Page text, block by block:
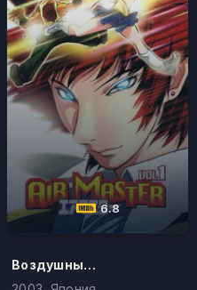
6.8
Воздушный мастер